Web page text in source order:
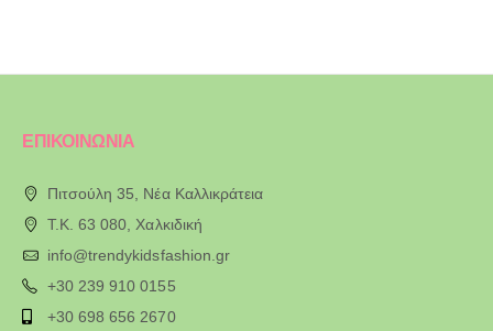
ΕΠΙΚΟΙΝΩΝΙΑ
Πιτσούλη 35, Νέα Καλλικράτεια
T.K. 63 080, Χαλκιδική
info@trendykidsfashion.gr
+30 239 910 0155
+30 698 656 2670